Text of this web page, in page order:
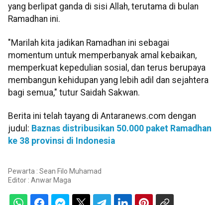
yang berlipat ganda di sisi Allah, terutama di bulan
Ramadhan ini.
"Marilah kita jadikan Ramadhan ini sebagai
momentum untuk memperbanyak amal kebaikan,
memperkuat kepedulian sosial, dan terus berupaya
membangun kehidupan yang lebih adil dan sejahtera
bagi semua," tutur Saidah Sakwan.
Berita ini telah tayang di Antaranews.com dengan
judul: Baznas distribusikan 50.000 paket Ramadhan
ke 38 provinsi di Indonesia
Pewarta : Sean Filo Muhamad
Editor : Anwar Maga